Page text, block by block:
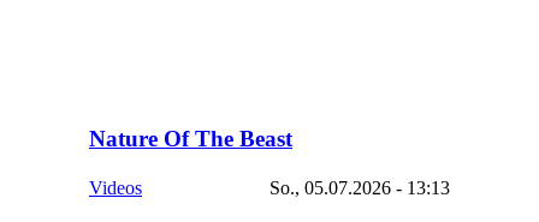
Nature Of The Beast
Videos So., 05.07.2026 - 13:13